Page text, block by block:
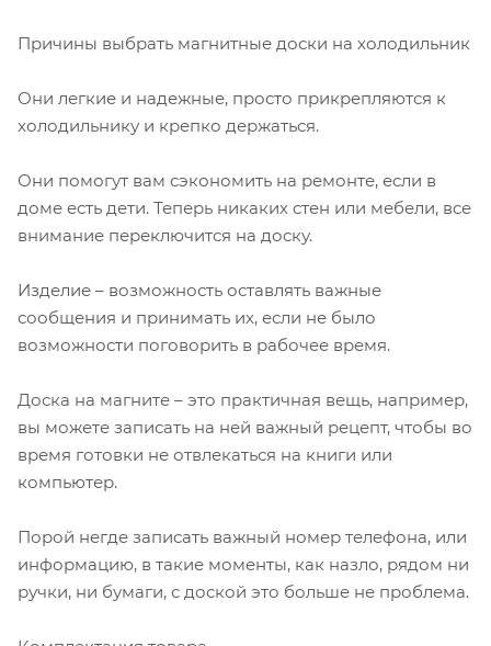
Причины выбрать магнитные доски на холодильник
Они легкие и надежные, просто прикрепляются к
холодильнику и крепко держаться.
Они помогут вам сэкономить на ремонте, если в
доме есть дети. Теперь никаких стен или мебели, все
внимание переключится на доску.
Изделие – возможность оставлять важные
сообщения и принимать их, если не было
возможности поговорить в рабочее время.
Доска на магните – это практичная вещь, например,
вы можете записать на ней важный рецепт, чтобы во
время готовки не отвлекаться на книги или
компьютер.
Порой негде записать важный номер телефона, или
информацию, в такие моменты, как назло, рядом ни
ручки, ни бумаги, с доской это больше не проблема.